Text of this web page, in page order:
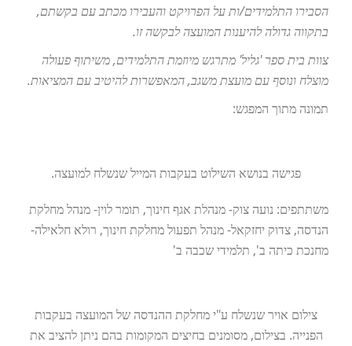
הסבירו התלמידים/ות על הפרויקט והעבירו מכתב עם בקשתם,
בתקווה גדולה להיענות המועצה לבקשה זו.
צוות בית ספר 'גליל' מתרגש מיוזמת התלמידים, משיתוף פעולה
מוצלח ונוסף עם מועצת משגב, המאפשרות להיטיב עם המציאות.
תמונה מתוך המפגש:
פגישה בנושא השילוט בעקבות המייל שנשלח למועצה.
משתתפים: נועה צוק- מנהלת אגף חינוך, תומר לוין- מנהל מחלקת
הנדסה, צדוק יחזקאל- מנהל תפעול מחלקת חינוך, רולא חלאילה-
מחנכת כיתה ב', תלמידי שכבה ב'
צילום אויר שנשלח ע"י מחלקת ההנדסה של המועצה בעקבות
הפנייה. בצילום, מסומנים בחיצים המקומות בהם ניתן להציב את